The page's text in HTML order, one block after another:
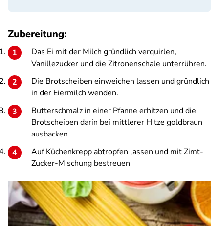
Zubereitung:
Das Ei mit der Milch gründlich verquirlen,
Vanillezucker und die Zitronenschale unterrühren.
Die Brotscheiben einweichen lassen und gründlich
in der Eiermilch wenden.
Butterschmalz in einer Pfanne erhitzen und die
Brotscheiben darin bei mittlerer Hitze goldbraun
ausbacken.
Auf Küchenkrepp abtropfen lassen und mit Zimt-
Zucker-Mischung bestreuen.